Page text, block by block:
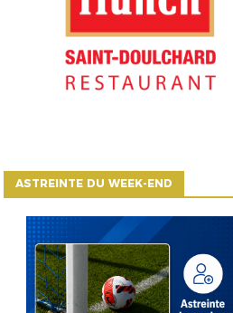
ASTREINTE DU WEEK-END